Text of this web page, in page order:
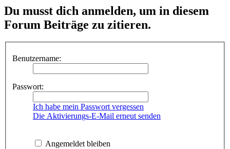
Du musst dich anmelden, um in diesem
Forum Beiträge zu zitieren.
Benutzername:
Passwort:
Ich habe mein Passwort vergessen
Die Aktivierungs-E-Mail erneut senden
Angemeldet bleiben